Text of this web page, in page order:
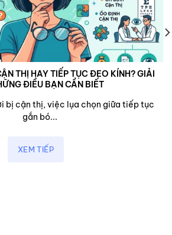
THỊ HAY TIẾP TỤC ĐEO KÍNH? GIẢI
ĐIỀU BẠN CẦN BIẾT
bị cận thị, việc lụa chọn giữa tiếp tục
gắn bó...
XEM TIẾP